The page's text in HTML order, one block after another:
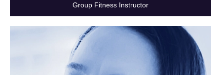
Group Fitness Instructor